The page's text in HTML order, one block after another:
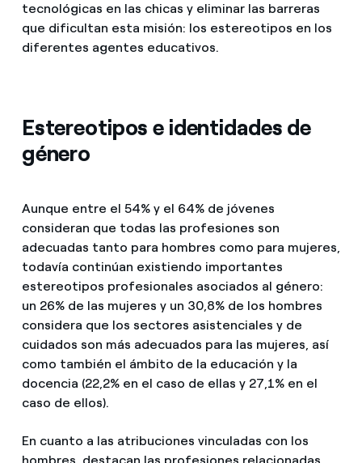
tecnológicas en las chicas y eliminar las barreras
que dificultan esta misión: los estereotipos en los
diferentes agentes educativos.
Estereotipos e identidades de
género
Aunque entre el 54% y el 64% de jóvenes
consideran que todas las profesiones son
adecuadas tanto para hombres como para mujeres,
todavía continúan existiendo importantes
estereotipos profesionales asociados al género:
un 26% de las mujeres y un 30,8% de los hombres
considera que los sectores asistenciales y de
cuidados son más adecuados para las mujeres, así
como también el ámbito de la educación y la
docencia (22,2% en el caso de ellas y 27,1% en el
caso de ellos).
En cuanto a las atribuciones vinculadas con los